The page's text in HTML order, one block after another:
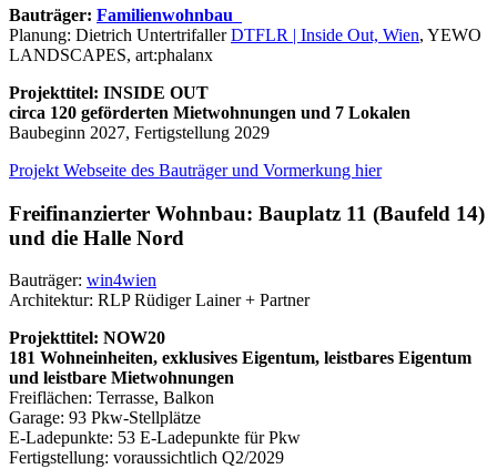
Bauträger: Familienwohnbau
Planung: Dietrich UntertrifallerDTFLR | Inside Out, Wien, YEWO
LANDSCAPES, art:phalanx
Projekttitel: INSIDE OUT
circa 120 geförderten Mietwohnungen und 7 Lokalen
Baubeginn 2027, Fertigstellung 2029
Projekt Webseite des Bauträger und Vormerkung hier
Freifinanzierter Wohnbau: Bauplatz 11 (Baufeld 14)
und die Halle Nord
Bauträger: win4wien
Architektur: RLP Rüdiger Lainer + Partner
Projekttitel: NOW20
181 Wohneinheiten, exklusives Eigentum, leistbares Eigentum
und leistbare Mietwohnungen
Freiflächen: Terrasse, Balkon
Garage: 93 Pkw-Stellplätze
E-Ladepunkte: 53 E-Ladepunkte für Pkw
Fertigstellung: voraussichtlich Q2/2029